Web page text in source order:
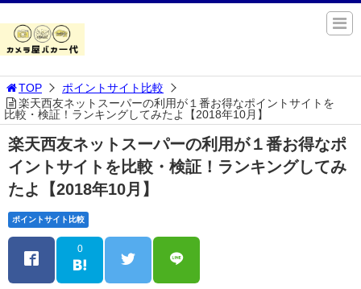
TOP
ポイントサイト比較
楽天西友ネットスーパーの利用が１番お得なポイントサイトを
比較・検証！ランキングしてみたよ【2018年10月】
楽天西友ネットスーパーの利用が１番お得なポ
イントサイトを比較・検証！ランキングしてみ
たよ【2018年10月】
ポイントサイト比較
0